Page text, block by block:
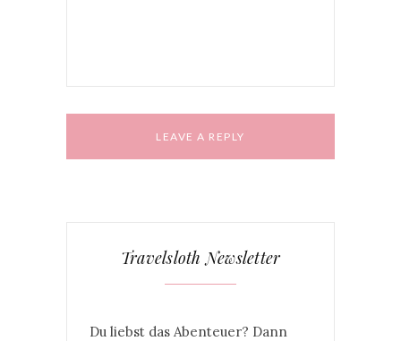
Travelsloth Newsletter
Du liebst das Abenteuer? Dann